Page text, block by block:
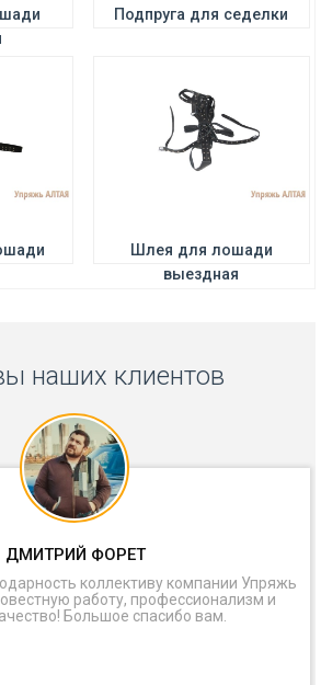
Подпруга для седелки
Шлея для лошади
выездная
наших клиентов
ДМИТРИЙ ФОРЕТ
коллективу компании Упряжь
работу, профессионализм и
Большое спасибо вам.